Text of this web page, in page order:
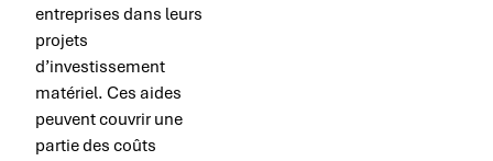
entreprises dans leurs
projets
d’investissement
matériel. Ces aides
peuvent couvrir une
partie des coûts